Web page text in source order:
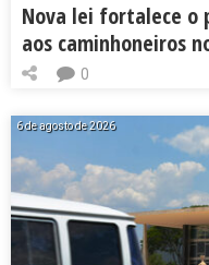
Nova lei fortalece o
aos caminhoneiros
0
6 de agosto de 2026